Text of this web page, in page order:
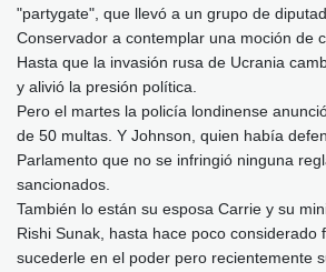
"partygate", que llevó a un grupo de
Conservador a contemplar una moción de
Hasta que la invasión rusa de Ucrania
y alivió la presión política.
Pero el martes la policía londinense
de 50 multas. Y Johnson, quien había
Parlamento que no se infringió ninguna
sancionados.
También lo están su esposa Carrie y su
Rishi Sunak, hasta hace poco considerado
sucederle en el poder pero recientemente